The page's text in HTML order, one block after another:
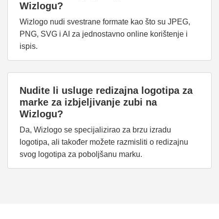
Wizlogu?
Wizlogo nudi svestrane formate kao što su JPEG,
PNG, SVG i AI za jednostavno online korištenje i
ispis.
Nudite li usluge redizajna logotipa za
marke za izbjeljivanje zubi na
Wizlogu?
Da, Wizlogo se specijalizirao za brzu izradu
logotipa, ali također možete razmisliti o redizajnu
svog logotipa za poboljšanu marku.